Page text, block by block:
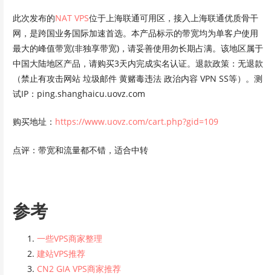
此次发布的NAT VPS位于上海联通可用区，接入上海联通优质骨干
网，是跨国业务国际加速首选。本产品标示的带宽均为单客户使用
最大的峰值带宽(非独享带宽)，请妥善使用勿长期占满。该地区属于
中国大陆地区产品，请购买3天内完成实名认证。退款政策：无退款
（禁止有攻击网站 垃圾邮件 黄赌毒违法 政治内容 VPN SS等）。测
试IP：ping.shanghaicu.uovz.com
购买地址： https://www.uovz.com/cart.php?gid=109
点评：带宽和流量都不错，适合中转
参考
一些VPS商家整理
建站VPS推荐
CN2 GIA VPS商家推荐